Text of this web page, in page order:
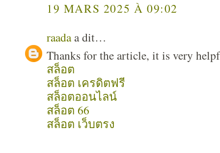
19 MARS 2025 À 09:02
raadaa dit…
Thanks for the article, it is very
สล็อต
สล็อต เครดิตฟรี
สล็อตออนไลน์
สล็อต 66
สล็อต เว็บตรง